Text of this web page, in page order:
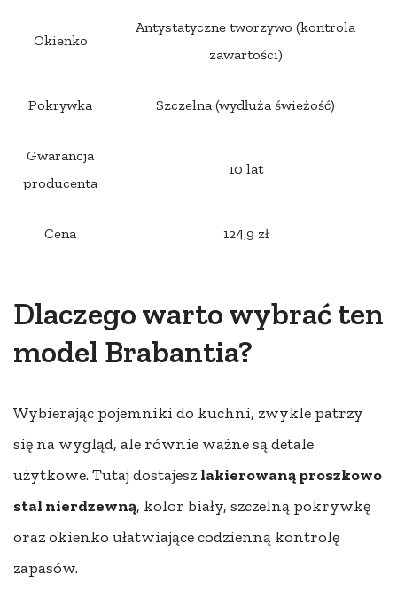
Okienko
Antystatyczne tworzywo (kontrola
zawartości)
Pokrywka Szczelna (wydłuża świeżość)
Gwarancja
producenta
10 lat
Cena 124,9 zł
Dlaczego warto wybrać ten
model Brabantia?
Wybierając pojemniki do kuchni, zwykle patrzy
się na wygląd, ale równie ważne są detale
użytkowe. Tutaj dostajesz lakierowaną proszkowo
stal nierdzewną, kolor biały, szczelną pokrywkę
oraz okienko ułatwiające codzienną kontrolę
zapasów.